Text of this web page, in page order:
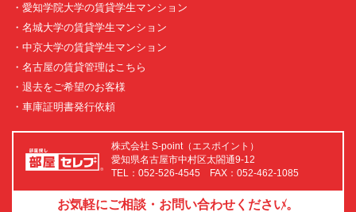
・愛知学院大学の賃貸学生マンション
・名城大学の賃貸学生マンション
・中京大学の賃貸学生マンション
・名古屋の賃貸管理はこちら
・退去をご希望のお客様
・車庫証明書発行依頼
株式会社 S-point（エスポイント）
愛知県名古屋市中村区太閤通9-12
TEL：052-526-4545 FAX：052-462-1085
お気軽にご相談・お問い合わせください。